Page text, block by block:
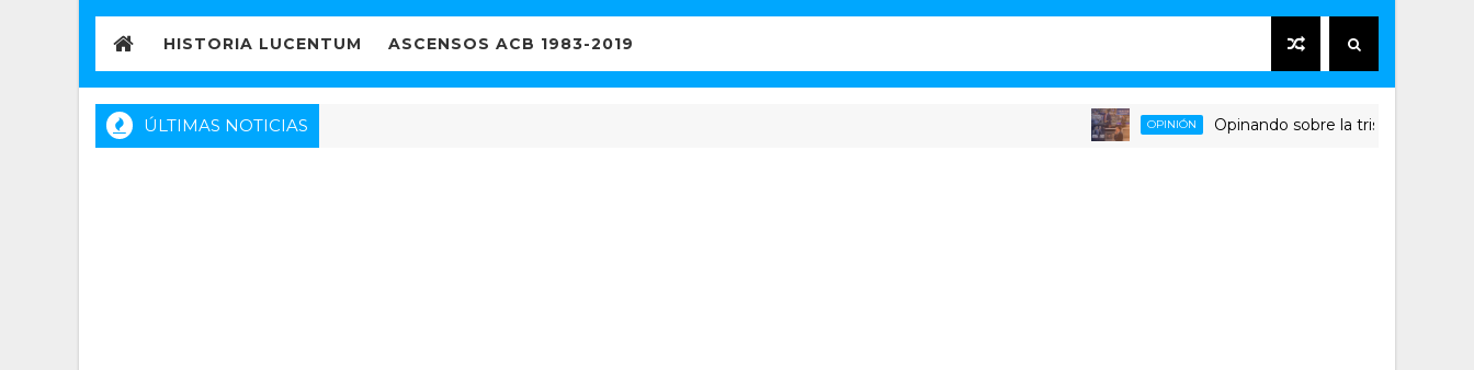
HISTORIA LUCENTUM ASCENSOS ACB 1983-2019
ÚLTIMAS NOTICIAS OPINIÓN Opinando sobre la triste despedida del